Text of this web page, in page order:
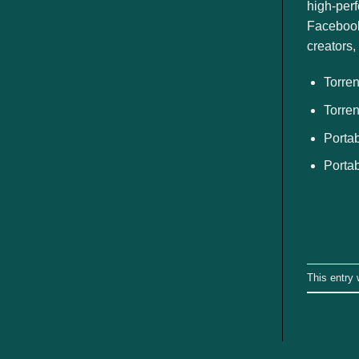
high-
This entry